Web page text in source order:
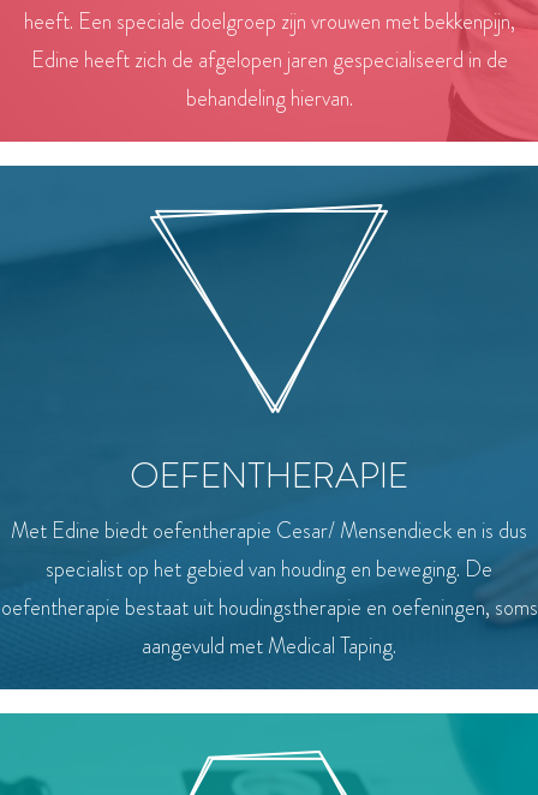
heeft. Een speciale doelgroep zijn vrouwen met bekkenpijn,
Edine heeft zich de afgelopen jaren gespecialiseerd in de
behandeling hiervan.
OEFENTHERAPIE
Met Edine biedt oefentherapie Cesar/ Mensendieck en is dus
specialist op het gebied van houding en beweging. De
oefentherapie bestaat uit houdingstherapie en oefeningen, soms
aangevuld met Medical Taping.